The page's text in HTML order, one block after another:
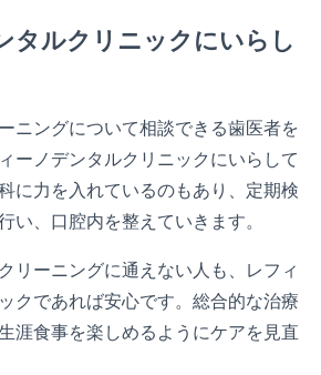
タルクリニックにいらし
ニングについて相談できる歯医者を
ーノデンタルクリニックにいらして
に力を入れているのもあり、定期検
い、口腔内を整えていきます。
リーニングに通えない人も、レフィ
クであれば安心です。総合的な治療
涯食事を楽しめるようにケアを見直